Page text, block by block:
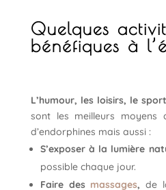
Quelques
bénéfiques à
L’humour, les loisirs, le
sont les meilleurs moyens
d’endorphines mais aussi :
S’exposer à la lumière
possible chaque jour.
Faire des massages, de